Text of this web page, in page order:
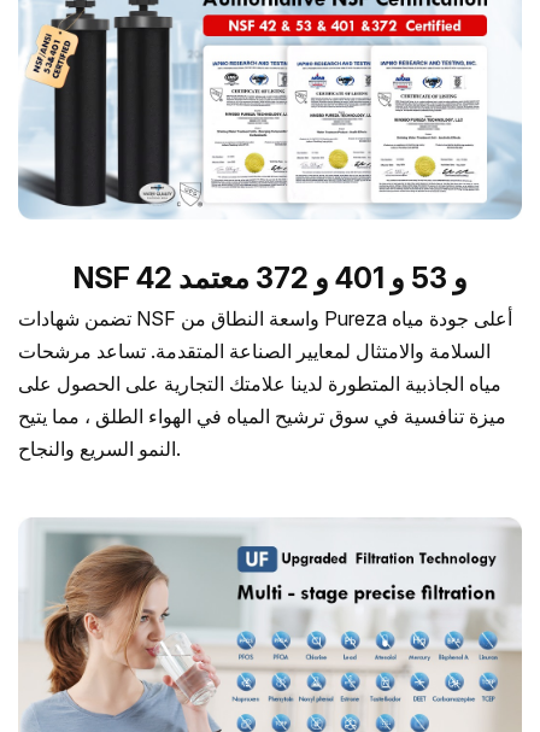
NSF 42 و 53 و 401 و 372 معتمد
تضمن شهادات NSF واسعة النطاق من Pureza أعلى جودة مياه
السلامة والامتثال لمعايير الصناعة المتقدمة. تساعد مرشحات
مياه الجاذبية المتطورة لدينا علامتك التجارية على الحصول على
ميزة تنافسية في سوق ترشيح المياه في الهواء الطلق ، مما يتيح
النمو السريع والنجاح.